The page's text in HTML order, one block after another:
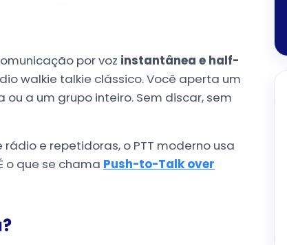
por voz instantânea e half-
walkie talkie clássico. Você aperta um
a um grupo inteiro. Sem discar, sem
e repetidoras, o PTT moderno usa
o que se chama Push-to-Talk over